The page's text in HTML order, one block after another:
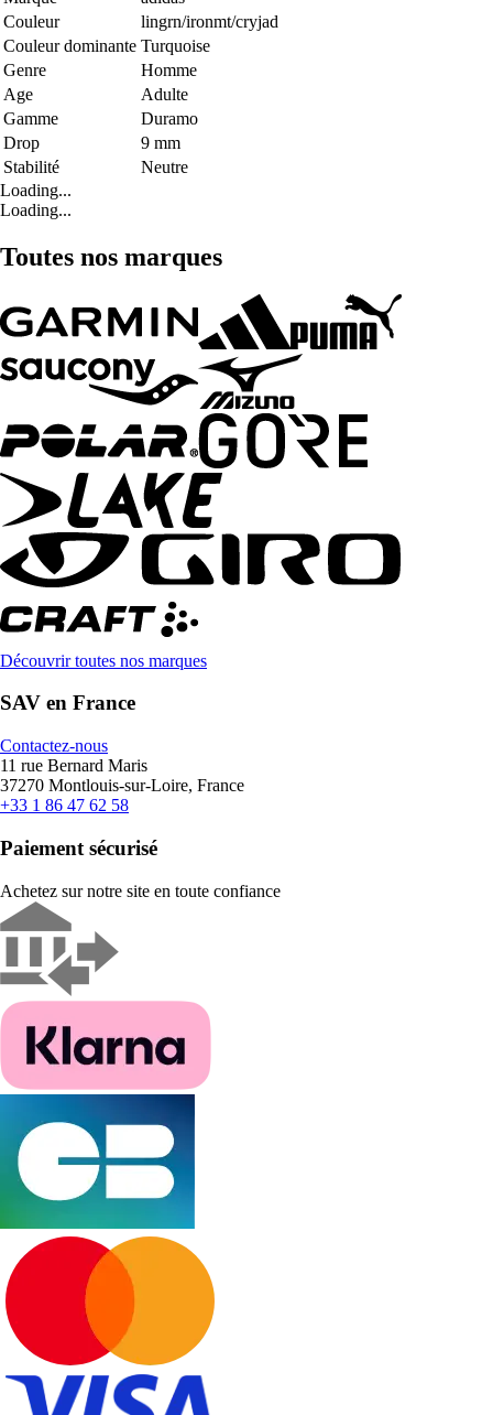
Couleur
lingrn/ironmt/cryjad
Couleur dominante Turquoise
Genre
Homme
Age
Adulte
Gamme
Duramo
Drop
9 mm
Stabilité
Neutre
Loading...
Loading...
Toutes nos marques
Découvrir toutes nos marques
SAV en France
Contactez-nous
11 rue Bernard Maris
37270 Montlouis-sur-Loire, France
+33 1 86 47 62 58
Paiement sécurisé
Achetez sur notre site en toute confiance